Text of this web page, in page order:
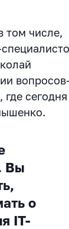
том числе,
где сегодня
Вы
о
IT-